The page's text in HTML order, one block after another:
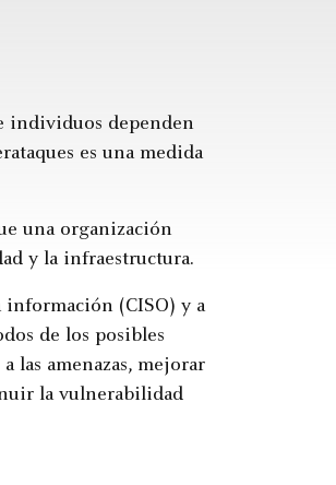
individuos dependen
es una medida
una organización
y la infraestructura.
información (CISO) y a
de los posibles
las amenazas, mejorar
la vulnerabilidad